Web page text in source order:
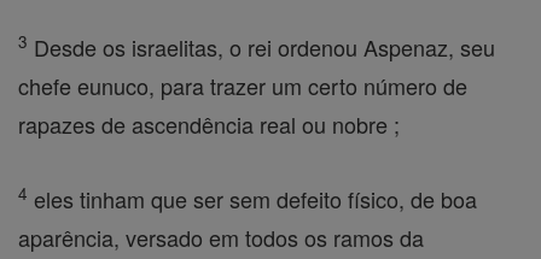
3 Desde os israelitas, o rei ordenou Aspenaz, seu
chefe eunuco, para trazer um certo número de
rapazes de ascendência real ou nobre ;
4 eles tinham que ser sem defeito físico, de boa
aparência, versado em todos os ramos da